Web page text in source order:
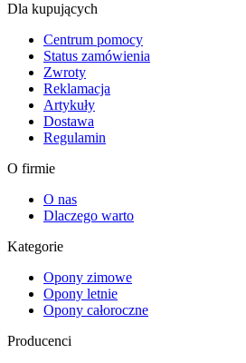
Dla kupujących
Centrum pomocy
Status zamówienia
Zwroty
Reklamacja
Artykuły
Dostawa
Regulamin
O firmie
O nas
Dlaczego warto
Kategorie
Opony zimowe
Opony letnie
Opony całoroczne
Producenci